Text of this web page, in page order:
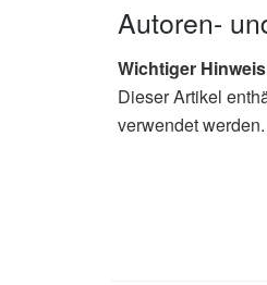
Autoren-
Wichtiger
Dieser Artikel
verwendet